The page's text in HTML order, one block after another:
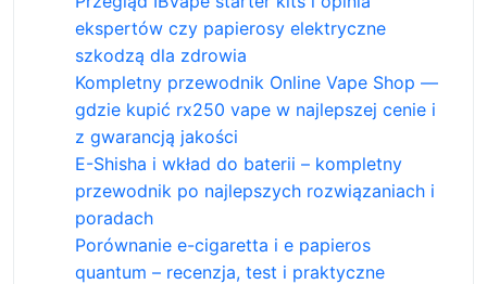
ekspertów czy papierosy elektryczne
szkodzą dla zdrowia
Kompletny przewodnik Online Vape Shop —
gdzie kupić rx250 vape w najlepszej cenie i
z gwarancją jakości
E-Shisha i wkład do baterii – kompletny
przewodnik po najlepszych rozwiązaniach i
poradach
Porównanie e-cigaretta i e papieros
quantum – recenzja, test i praktyczne